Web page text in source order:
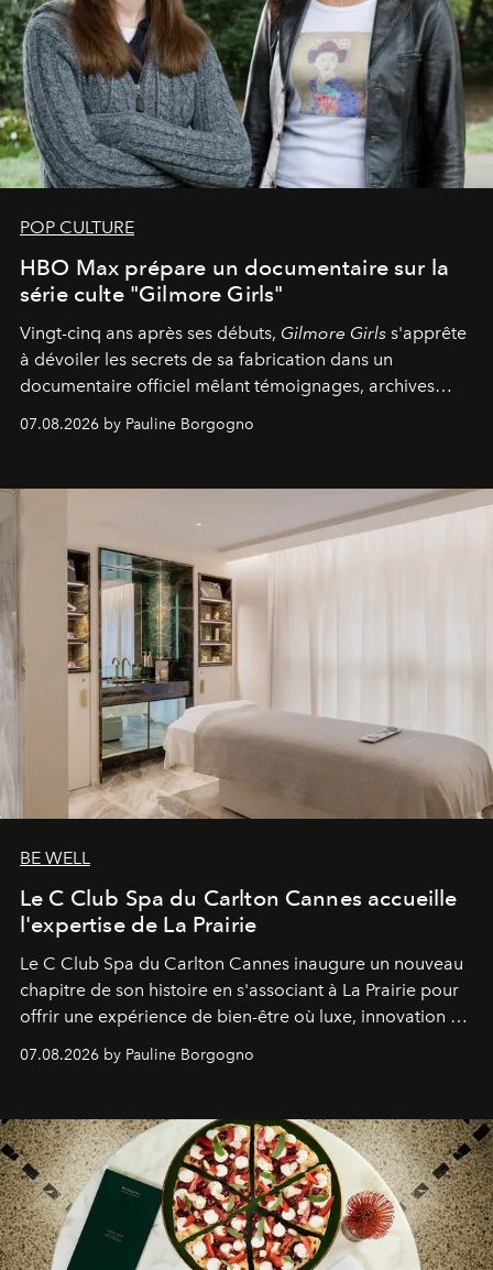
POP CULTURE
HBO Max prépare un documentaire sur la
série culte "Gilmore Girls"
Vingt-cinq ans après ses débuts, Gilmore Girls s'apprête
à dévoiler les secrets de sa fabrication dans un
documentaire officiel mêlant témoignages, archives
inédites et plongée dans les coulisses d'un phénomène
générationnel.
07.08.2026 by Pauline Borgogno
BE WELL
Le C Club Spa du Carlton Cannes accueille
l'expertise de La Prairie
Le C Club Spa du Carlton Cannes inaugure un nouveau
chapitre de son histoire en s'associant à La Prairie pour
offrir une expérience de bien-être où luxe, innovation et
expertise se rencontrent.
07.08.2026 by Pauline Borgogno